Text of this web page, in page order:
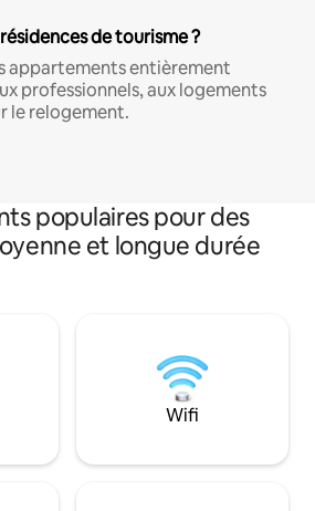
de tourisme ?
appartements entièrement
professionnels, aux logements
le relogement.
populaires pour des
et longue durée
Wifi